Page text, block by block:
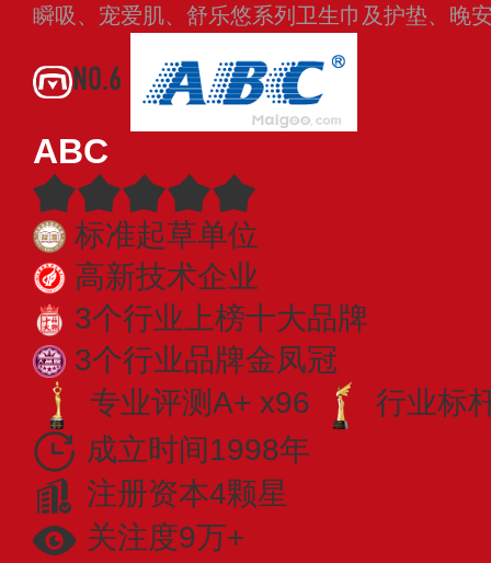
瞬吸、宠爱肌、舒乐悠系列卫生巾及护垫、晚
NO.6
ABC
标准起草单位
高新技术企业
3个行业上榜十大品牌
3个行业品牌金凤冠
专业评测A+ x96
行业标
成立时间1998年
注册资本4颗星
关注度9万+